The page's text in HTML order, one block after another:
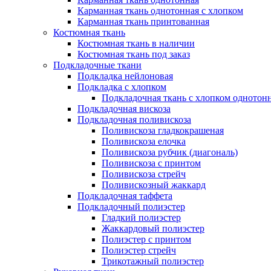
Карманная ткань однотонная с хлопком
Карманная ткань принтованная
Костюмная ткань
Костюмная ткань в наличии
Костюмная ткань под заказ
Подкладочные ткани
Подкладка нейлоновая
Подкладка с хлопком
Подкладочная ткань с хлопком
Подкладочная вискоза
Подкладочная поливискоза
Поливискоза гладкокрашеная
Поливискоза елочка
Поливискоза рубчик (диагональ)
Поливискоза с принтом
Поливискоза стрейч
Поливискозный жаккард
Подкладочная таффета
Подкладочный полиэстер
Гладкий полиэстер
Жаккардовый полиэстер
Полиэстер с принтом
Полиэстер стрейч
Трикотажный полиэстер